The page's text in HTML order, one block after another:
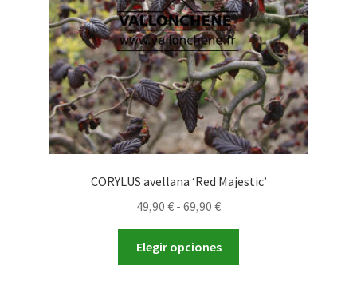
CORYLUS avellana ‘Red Majestic’
49,90 € - 69,90 €Rango
de
precios:
desde
Elegir opciones